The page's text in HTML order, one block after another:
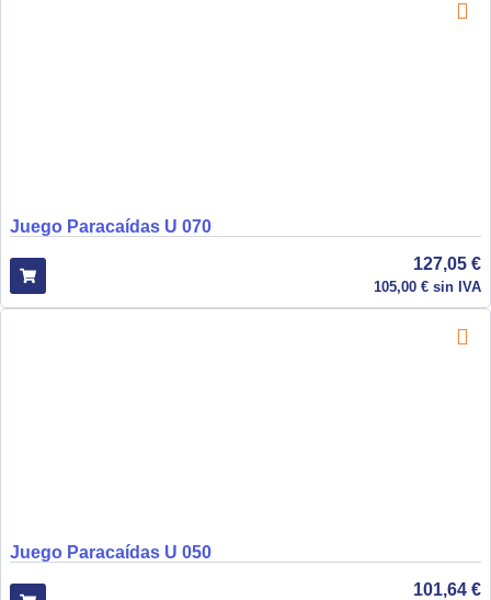
Juego Paracaídas U 070
127,05 €
105,00 € sin IVA
Juego Paracaídas U 050
101,64 €